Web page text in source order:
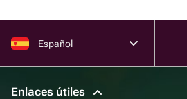
Español
Enlaces útiles